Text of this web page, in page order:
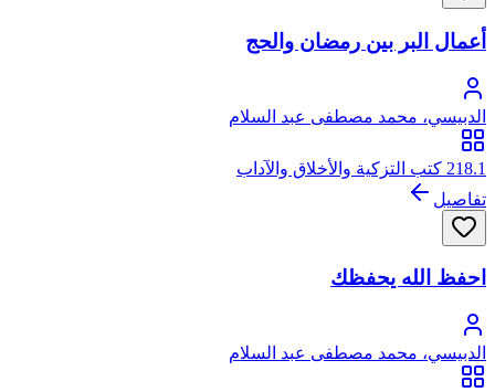
أعمال البر بين رمضان والحج
الدبيسي، محمد مصطفى عبد السلام
218.1 كتب التزكية والأخلاق والآداب
تفاصيل
احفظ الله يحفظك
الدبيسي، محمد مصطفى عبد السلام